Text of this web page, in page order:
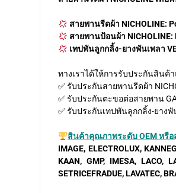
สายพานรีดผ้า NICHOLINE:
สายพานป้อนผ้า NICHOLINE:
เทปพันลูกกลิ้ง-ยางพันเพลา
ทางเราได้ให้การรับประกันสินค้
✅ รับประกันสายพานรีดผ้า
✅ รับประกันตะขอต่อสายพาน
✅ รับประกันเทปพันลูกกลิ้ง-ยางพั
สินค้าคุณภาพระดับ OEM หรือ
IMAGE, ELECTROLUX,
KAAN, GMP, IMESA, LACO,
SETRICEFRADUE, LAVATEC,